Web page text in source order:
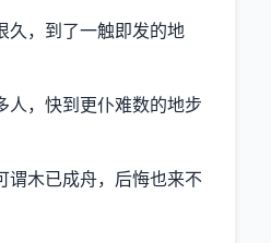
久，到了一触即发的地
人，快到更仆难数的地步
谓木已成舟，后悔也来不